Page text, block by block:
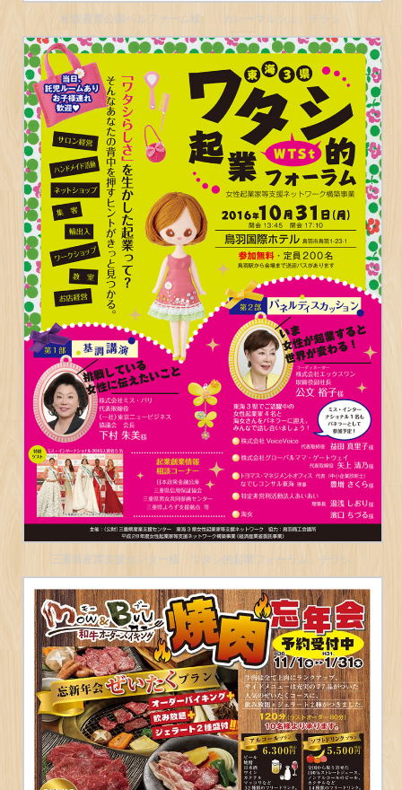
松阪農業公園ベルファーム様 「カレーマルシェ」チラシ
三重県産業支援センター様「ワタシ的起業フォーラム」チラシ